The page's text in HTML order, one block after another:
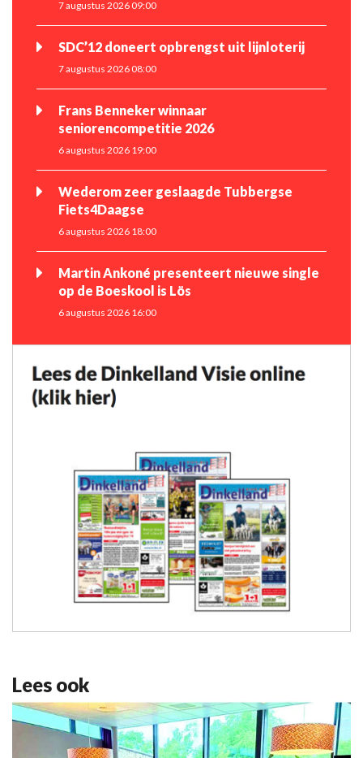
7 augustus 2026 09:00
SDC’12 doneert opbrengst uit lijnloterij
7 augustus 2026 08:00
Frans Benneker winnaar
seniorencompetitie 2026
6 augustus 2026 19:00
Wederom zeer geslaagde Tubbergse
Fiets4Daagse
6 augustus 2026 18:00
Martin Ankoné presenteert nieuwe single
op de Boeskool is Lös
6 augustus 2026 16:00
Lees ook